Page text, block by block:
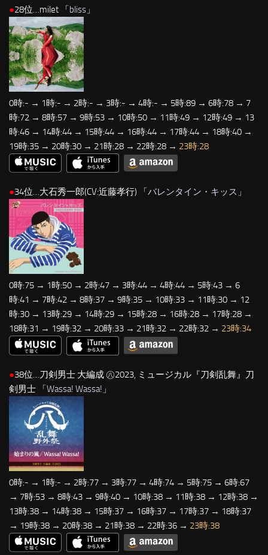
●28位…milet 「bliss 」
0時:- → 1時:- → 2時:- → 3時:- → 4時:- → 5時:89 → 6時:78 → 7
時:72 → 8時:57 → 9時:53 → 10時:50 → 11時:49 → 12時:49 → 13
時:46 → 14時:44 → 15時:44 → 16時:44 → 17時:44 → 18時:40 →
19時:35 → 20時:30 → 21時:28 → 22時:28 → 23時:28
●34位…大石秀一郎(CV:近藤孝行) 「 バレンタイン・キッス 」
0時:75 → 1時:50 → 2時:47 → 3時:44 → 4時:44 → 5時:43 → 6
時:41 → 7時:42 → 8時:37 → 9時:35 → 10時:33 → 11時:30 → 12
時:30 → 13時:29 → 14時:29 → 15時:28 → 16時:28 → 17時:28 →
18時:31 → 19時:32 → 20時:33 → 21時:32 → 22時:32 → 23時:34
●38位…刀剣男士 大編成 ㊇2023, ミュージカル『刀剣乱舞』刀
剣男士 「Wassa! Wassa! 」
0時:- → 1時:- → 2時:77 → 3時:77 → 4時:74 → 5時:75 → 6時:67
→ 7時:53 → 8時:43 → 9時:40 → 10時:38 → 11時:38 → 12時:38 →
13時:38 → 14時:38 → 15時:37 → 16時:37 → 17時:37 → 18時:37
→ 19時:38 → 20時:38 → 21時:38 → 22時:36 → 23時:38